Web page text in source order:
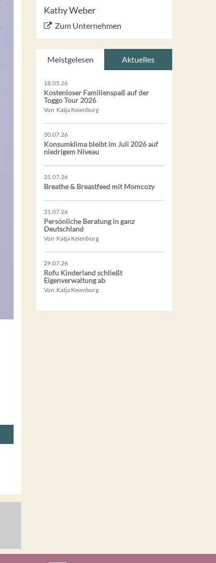
Kathy Weber
Zum Unternehmen
Meistgelesen Aktuelles
18.05.26
Kostenloser Familienspaß auf der
Toggo Tour 2026
Von Katja Keienburg
30.07.26
Konsumklima bleibt im Juli 2026 auf
niedrigem Niveau
31.07.26
Breathe & Breastfeed mit Momcozy
31.07.26
Persönliche Beratung in ganz
Deutschland
Von Katja Keienburg
29.07.26
Rofu Kinderland schließt
Eigenverwaltung ab
Von Katja Keienburg